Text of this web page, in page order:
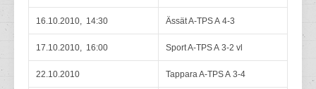
16.10.2010, 14:30 Ässät A-TPS A 4-3
17.10.2010, 16:00 Sport A-TPS A 3-2 vl
22.10.2010 Tappara A-TPS A 3-4